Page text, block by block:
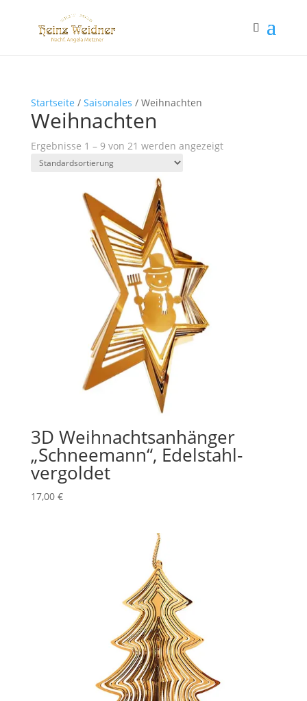
Startseite / Saisonales / Weihnachten
Weihnachten
Ergebnisse 1 – 9 von 21 werden angezeigt
3D Weihnachtsanhänger
„Schneemann“, Edelstahl-
vergoldet
17,00 €